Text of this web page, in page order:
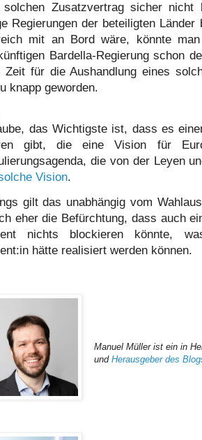
solchen Zusatzvertrag sicher
Regierungen der beteiligten
mit an Bord wäre, könnte
Bardella-Regierung schon
Zeit für die Aushandlung eines
knapp geworden.
das Wichtigste ist, dass es
gibt, die eine Vision für
die von der Leyen
Vision.
gilt das unabhängig vom
eher die Befürchtung, dass auch
nichts blockieren könnte,
hätte realisiert werden können.
Manuel Müller ist ein in
und Herausgeber des